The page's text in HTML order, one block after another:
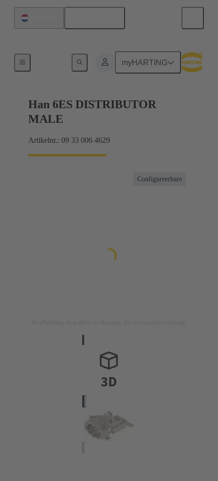
myHARTING
Connector klemmenblok
Han 6ES DISTRIBUTOR
MALE
Artikelnr.: 09 33 006 4629
Configureerbare